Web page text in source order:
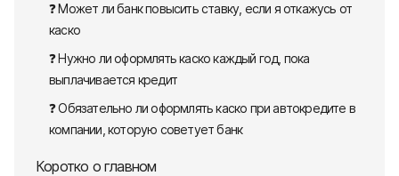
❓ Может ли банк повысить ставку, если я откажусь от
каско
❓ Нужно ли оформлять каско каждый год, пока
выплачивается кредит
❓ Обязательно ли оформлять каско при автокредите в
компании, которую советует банк
Коротко о главном